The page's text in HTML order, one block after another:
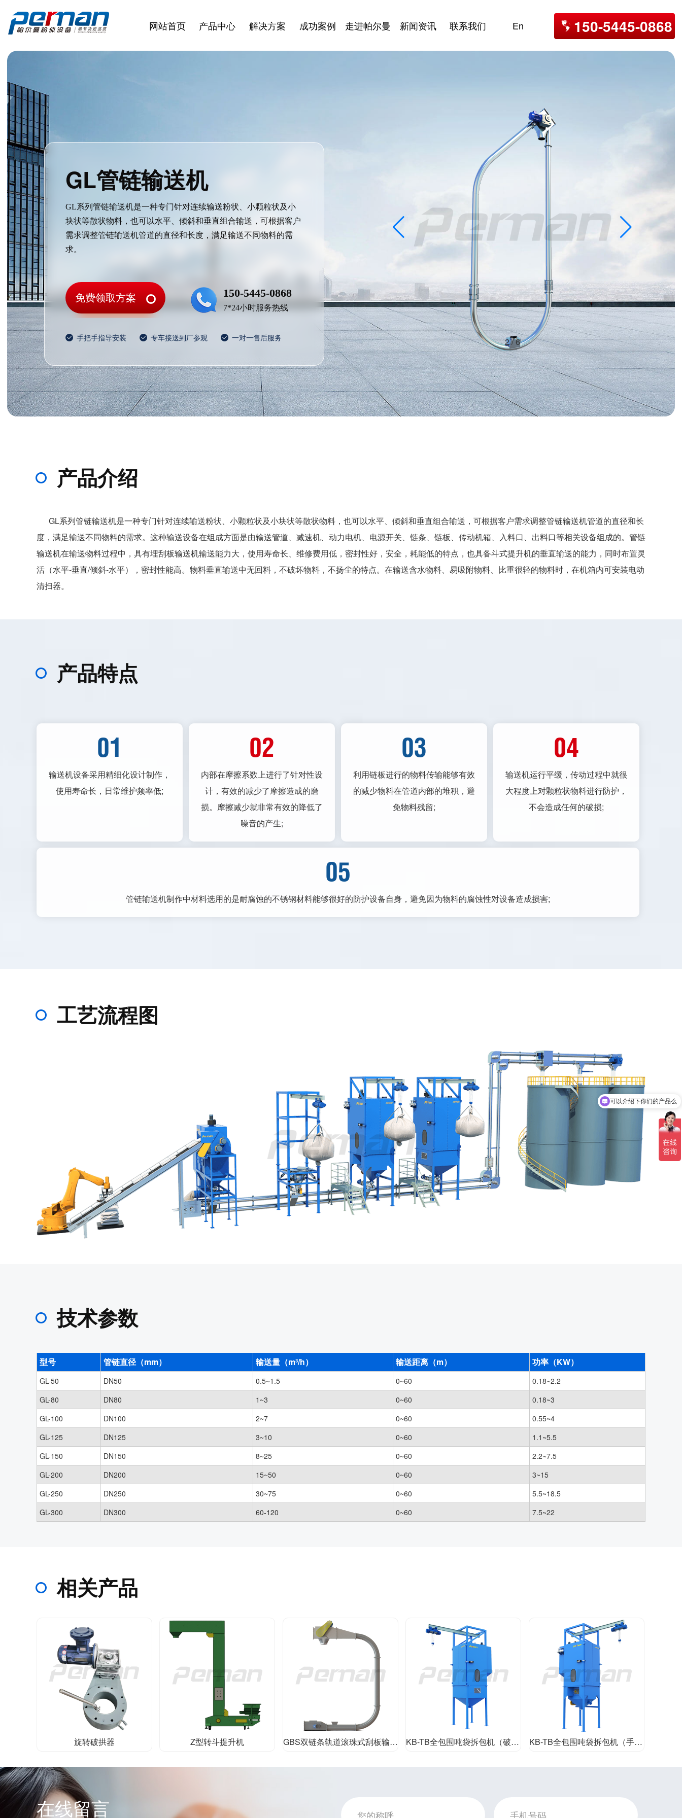
150-5445-0868
网站首页 产品中心 解决方案 成功案例 走进帕尔曼 新闻资讯 联系我们 En
2/6
GL管链输送机
GL系列管链输送机是一种专门针对连续输送粉状、小颗粒状及小
块状等散状物料，也可以水平、倾斜和垂直组合输送，可根据客户
需求调整管链输送机管道的直径和长度，满足输送不同物料的需
求。
免费领取方案 150-5445-0868
7*24小时服务热线
手把手指导安装 专车接送到厂参观 一对一售后服务
产品介绍
GL系列管链输送机是一种专门针对连续输送粉状、小颗粒状及小块状等散状物料，也可以水平、倾斜和垂直组合输送，可根据客户需求调整管链输送机管道的直径和长
度，满足输送不同物料的需求。这种输送设备在组成方面是由输送管道、减速机、动力电机、电源开关、链条、链板、传动机箱、入料口、出料口等相关设备组成的。管链
输送机在输送物料过程中，具有埋刮板输送机输送能力大，使用寿命长、维修费用低，密封性好，安全，耗能低的特点，也具备斗式提升机的垂直输送的能力，同时布置灵
活（水平-垂直/倾斜-水平），密封性能高。物料垂直输送中无回料，不破坏物料，不扬尘的特点。在输送含水物料、易吸附物料、比重很轻的物料时，在机箱内可安装电动
清扫器。
产品特点
01
输送机设备采用精细化设计制作，
使用寿命长，日常维护频率低;
02
内部在摩擦系数上进行了针对性设
计，有效的减少了摩擦造成的磨
损。摩擦减少就非常有效的降低了
噪音的产生;
03
利用链板进行的物料传输能够有效
的减少物料在管道内部的堆积，避
免物料残留;
04
输送机运行平缓，传动过程中就很
大程度上对颗粒状物料进行防护，
不会造成任何的破损;
05
管链输送机制作中材料选用的是耐腐蚀的不锈钢材料能够很好的防护设备自身，避免因为物料的腐蚀性对设备造成损害;
工艺流程图
技术参数
型号 管链直径（mm） 输送量（m³/h） 输送距离（m） 功率（KW）
GL-50 DN50 0.5~1.5 0~60
0.18~2.2
GL-80
DN80 1~3 0~60
0.18~3
GL-100
DN100 2~7 0~60
0.55~4
GL-125
DN125 3~10 0~60
1.1~5.5
GL-150
DN150 8~25 0~60
2.2~7.5
GL-200
DN200 15~50 0~60
3~15
GL-250
DN250 30~75 0~60
5.5~18.5
GL-300
DN300 60-120 0~60 7.5~22
相关产品
旋转破拱器 Z型转斗提升机 GBS双链条轨道滚珠式刮板输送机 KB-TB全包围吨袋拆包机（破袋式） KB-TB全包围吨袋拆包机（手动解袋）
在线留言
可以介绍下你们的产品么
你们是怎么收费的呢